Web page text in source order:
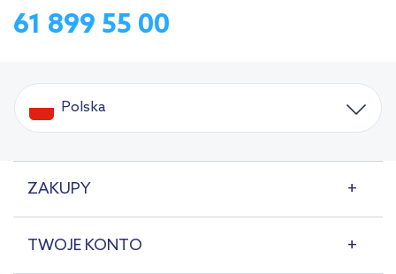
61 899 55 00
Polska
ZAKUPY
TWOJE KONTO